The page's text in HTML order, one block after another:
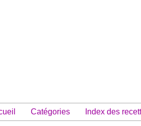
Catégories Index des